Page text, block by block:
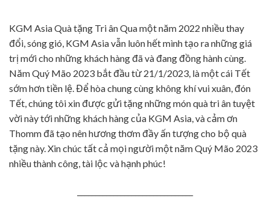
KGM Asia Quà tặng Tri ân Qua một năm 2022 nhiều thay
đổi, sóng gió, KGM Asia vẫn luôn hết mình tạo ra những giá
trị mới cho những khách hàng đã và đang đồng hành cùng.
Năm Quý Mão 2023 bắt đầu từ 21/1/2023, là một cái Tết
sớm hơn tiền lệ. Để hòa chung cùng không khí vui xuân, đón
Tết, chúng tôi xin được gửi tặng những món quà tri ân tuyệt
vời này tới những khách hàng của KGM Asia, và cảm ơn
Thomm đã tạo nên hương thơm đầy ấn tượng cho bộ quà
tặng này. Xin chúc tất cả mọi người một năm Quý Mão 2023
nhiều thành công, tài lộc và hạnh phúc!